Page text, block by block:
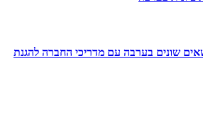
שונים בערבה עם מדריכי החברה להגנת